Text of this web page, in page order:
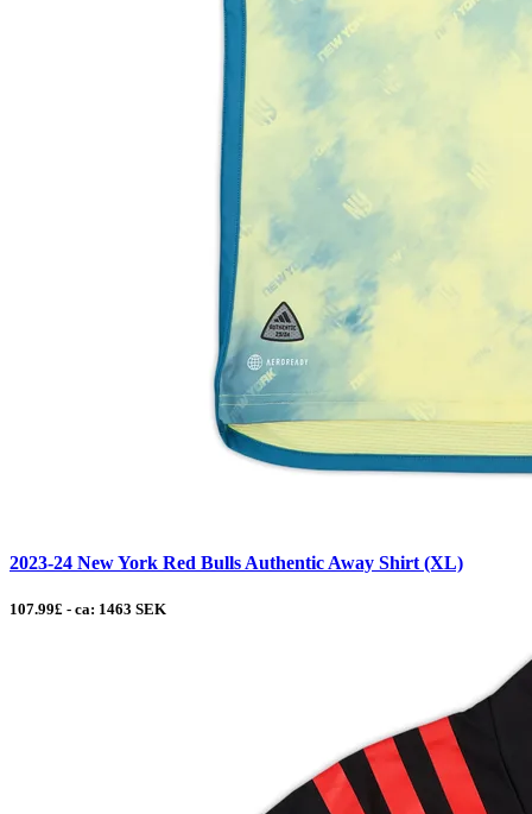
2023-24 New York Red Bulls Authentic Away Shirt (XL)
107.99£ - ca: 1463 SEK